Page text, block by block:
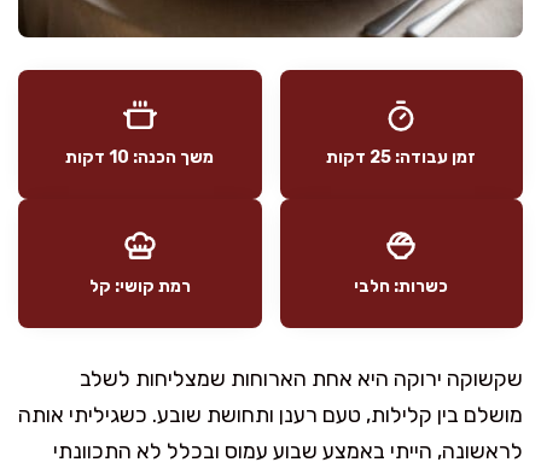
זמן עבודה: 25 דקות משך הכנה: 10 דקות
כשרות: חלבי רמת קושי: קל
שקשוקה ירוקה היא אחת הארוחות שמצליחות לשלב
מושלם בין קלילות, טעם רענן ותחושת שובע. כשגיליתי אותה
לראשונה, הייתי באמצע שבוע עמוס ובכלל לא התכוונתי